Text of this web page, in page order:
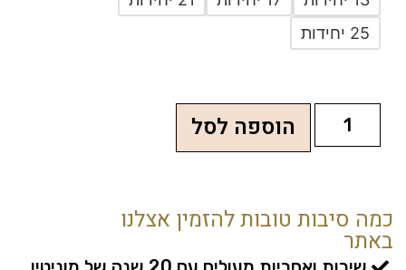
25 יחידות
הוספה לסל
כמה סיבות טובות להזמין אצלנו
באתר